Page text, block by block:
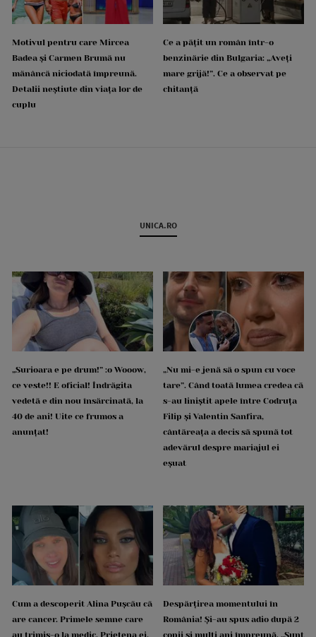
Motivul pentru care Mircea
Badea și Carmen Brumă nu
mănâncă niciodată împreună.
Detalii neștiute din viața lor de
cuplu
Ce a pățit un român într-o
benzinărie din Bulgaria: „Aveți
mare grijă!”. Ce a observat pe
chitanță
UNICA.RO
„Surioara e pe drum!” :o Wooow,
ce veste!! E oficial! Îndrăgita
vedetă e din nou însărcinată, la
40 de ani! Uite ce frumos a
anunțat!
„Nu mi-e jenă să o spun cu voce
tare”. Când toată lumea credea că
s-au liniștit apele între Codruța
Filip și Valentin Sanfira,
cântăreața a decis să spună tot
adevărul despre mariajul ei
eșuat
Cum a descoperit Alina Pușcău că
are cancer. Primele semne care
au trimis-o la medic. Prietena ei,
Despărțirea momentului în
România! Și-au spus adio după 2
copii și mulți ani împreună. „Sunt